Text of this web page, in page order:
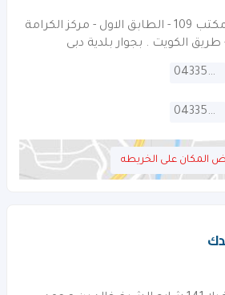
مكتب 109 - الطابق الاول - مركز الكرامة
طريق الكويت . بجوار بلدية دبى
043355288
043354690
المكان على الخريطه